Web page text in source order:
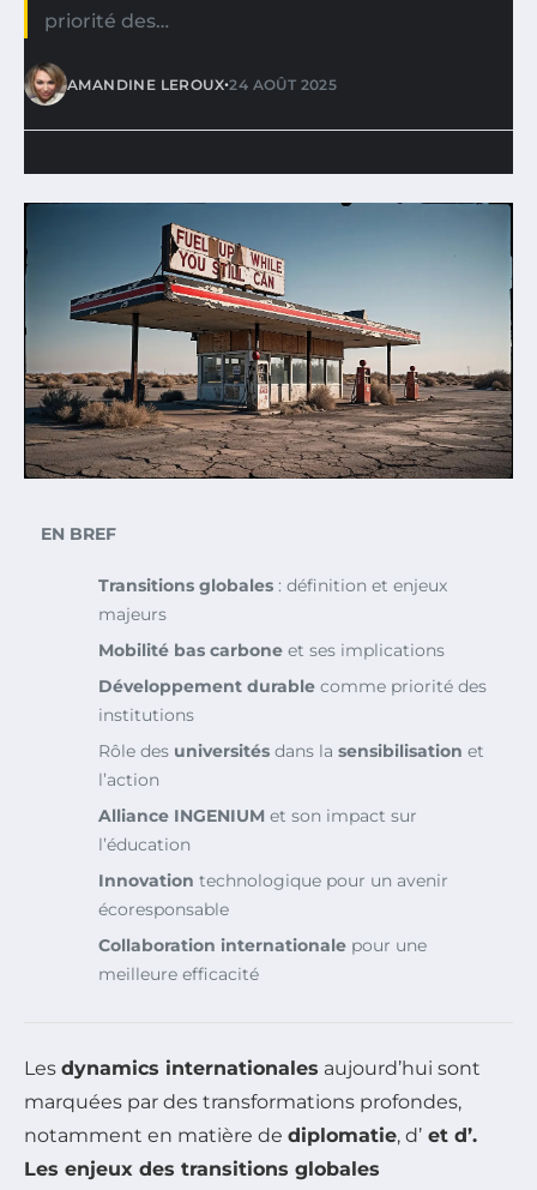
priorité des…
AMANDINE LEROUX•24 AOÛT 2025
EN BREF
Transitions globales : définition et enjeux
majeurs
Mobilité bas carbone et ses implications
Développement durable comme priorité des
institutions
Rôle des universités dans la sensibilisation et
l’action
Alliance INGENIUM et son impact sur
l’éducation
Innovation technologique pour un avenir
écoresponsable
Collaboration internationale pour une
meilleure efficacité
Les dynamics internationales aujourd’hui sont
marquées par des transformations profondes,
notamment en matière de diplomatie, d’ et d’.
Les enjeux des transitions globales